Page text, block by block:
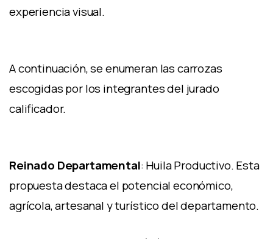
experiencia visual.
A continuación, se enumeran las carrozas
escogidas por los integrantes del jurado
calificador.
Reinado Departamental: Huila Productivo. Esta
propuesta destaca el potencial económico,
agrícola, artesanal y turístico del departamento.